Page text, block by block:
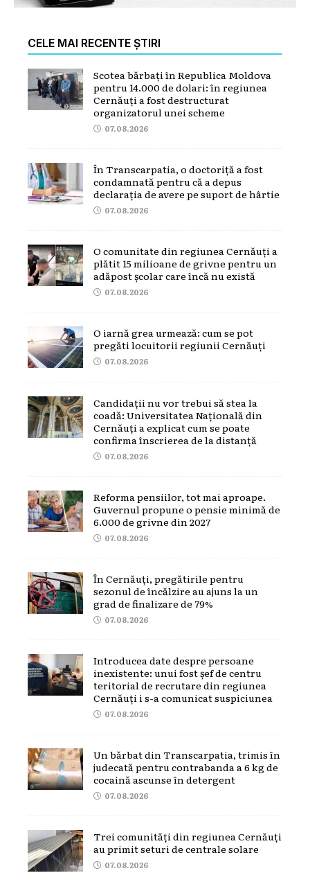
CELE MAI RECENTE ȘTIRI
Scotea bărbați în Republica Moldova
pentru 14.000 de dolari: în regiunea
Cernăuți a fost destructurat
organizatorul unei scheme
07.08.2026
În Transcarpatia, o doctoriță a fost
condamnată pentru că a depus
declarația de avere pe suport de hârtie
07.08.2026
O comunitate din regiunea Cernăuți a
plătit 15 milioane de grivne pentru un
adăpost școlar care încă nu există
07.08.2026
O iarnă grea urmează: cum se pot
pregăti locuitorii regiunii Cernăuți
07.08.2026
Candidații nu vor trebui să stea la
coadă: Universitatea Națională din
Cernăuți a explicat cum se poate
confirma înscrierea de la distanță
07.08.2026
Reforma pensiilor, tot mai aproape.
Guvernul propune o pensie minimă de
6.000 de grivne din 2027
07.08.2026
În Cernăuți, pregătirile pentru
sezonul de încălzire au ajuns la un
grad de finalizare de 79%
07.08.2026
Introducea date despre persoane
inexistente: unui fost șef de centru
teritorial de recrutare din regiunea
Cernăuți i s-a comunicat suspiciunea
07.08.2026
Un bărbat din Transcarpatia, trimis în
judecată pentru contrabanda a 6 kg de
cocaină ascunse în detergent
07.08.2026
Trei comunități din regiunea Cernăuți
au primit seturi de centrale solare
07.08.2026